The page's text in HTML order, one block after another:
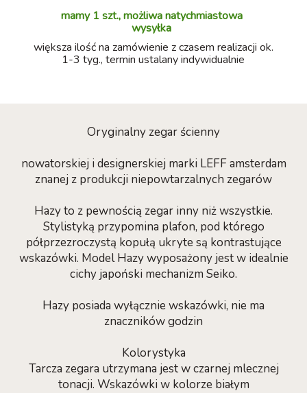
mamy 1 szt., możliwa natychmiastowa
wysyłka
większa ilość na zamówienie z czasem realizacji ok.
1-3 tyg., termin ustalany indywidualnie
Oryginalny zegar ścienny
nowatorskiej i designerskiej marki LEFF amsterdam
znanej z produkcji niepowtarzalnych zegarów
Hazy to z pewnością zegar inny niż wszystkie.
Stylistyką przypomina plafon, pod którego
półprzezroczystą kopułą ukryte są kontrastujące
wskazówki. Model Hazy wyposażony jest w idealnie
cichy japoński mechanizm Seiko.
Hazy posiada wyłącznie wskazówki, nie ma
znaczników godzin
Kolorystyka
Tarcza zegara utrzymana jest w czarnej mlecznej
tonacji. Wskazówki w kolorze białym